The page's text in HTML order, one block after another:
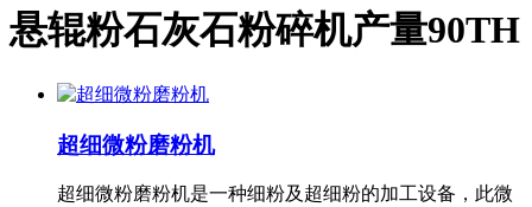
悬辊粉石灰石粉碎机产量90TH
超细微粉磨粉机
超细微粉磨粉机是一种细粉及超细粉的加工设备，此微